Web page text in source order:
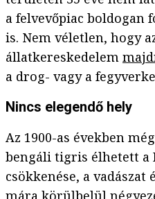
a felvevőpiac
is. Nem véletlen, hogy
állatkereskedelem
a drog- vagy a
Nincs elegendő hely
Az 1900-as években
bengáli tigris élhetett a
csökkenése, a
mára körülbelül